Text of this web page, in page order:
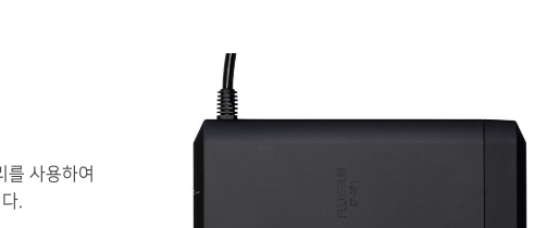
를 사용하여
.